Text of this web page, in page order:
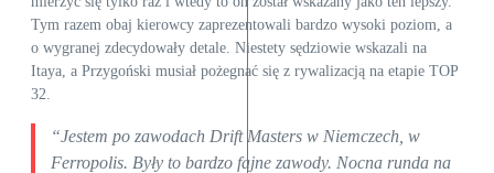
Tym razem obaj kierowcy zaprezentowali bardzo wysoki poziom, a
o wygranej zdecydowały detale. Niestety sędziowie wskazali na
Itaya, a Przygoński musiał pożegnać się z rywalizacją na etapie TOP
32.
“Jestem po zawodach Drift Masters w Niemczech, w
Ferropolis. Były to bardzo fajne zawody. Nocna runda na